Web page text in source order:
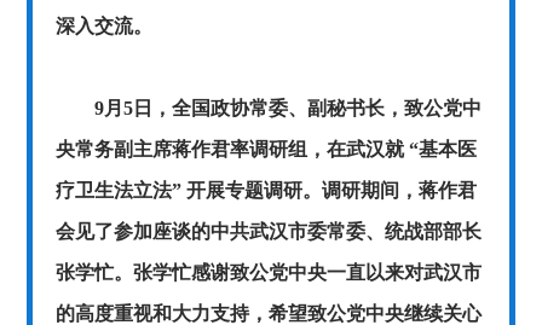
深入交流。
9月5日，全国政协常委、副秘书长，致公党中
央常务副主席蒋作君率调研组，在武汉就 “基本医
疗卫生法立法” 开展专题调研。调研期间，蒋作君
会见了参加座谈的中共武汉市委常委、统战部部长
张学忙。张学忙感谢致公党中央一直以来对武汉市
的高度重视和大力支持，希望致公党中央继续关心